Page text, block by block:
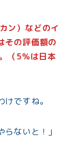
ン）などのイ
その評価額の
（5％は日本
ですね。
ないと！」